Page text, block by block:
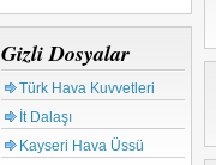
Gizli Dosyalar
Türk Hava Kuvvetleri
İt Dalaşı
Kayseri Hava Üssü